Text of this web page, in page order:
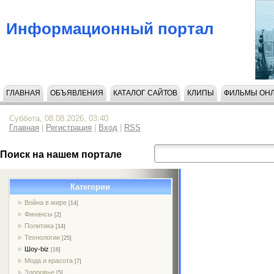
Информационный портал
ГЛАВНАЯ ОБЪЯВЛЕНИЯ КАТАЛОГ САЙТОВ КЛИПЫ ФИЛЬМЫ
Суббота, 08.08.2026, 03:40
Главная
Регистрация Вход RSS
Поиск на нашем портале
Категории
Война в мире [14]
Финансы [2]
Политика [14]
Технологии [25]
Шоу-biz [16]
Мода и красота [7]
Здоровье [5]